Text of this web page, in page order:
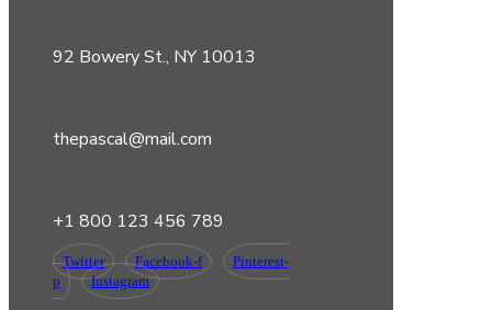
92 Bowery St., NY 10013
thepascal@mail.com
+1 800 123 456 789
Twitter Facebook-f
Pinterest-
p
Instagram